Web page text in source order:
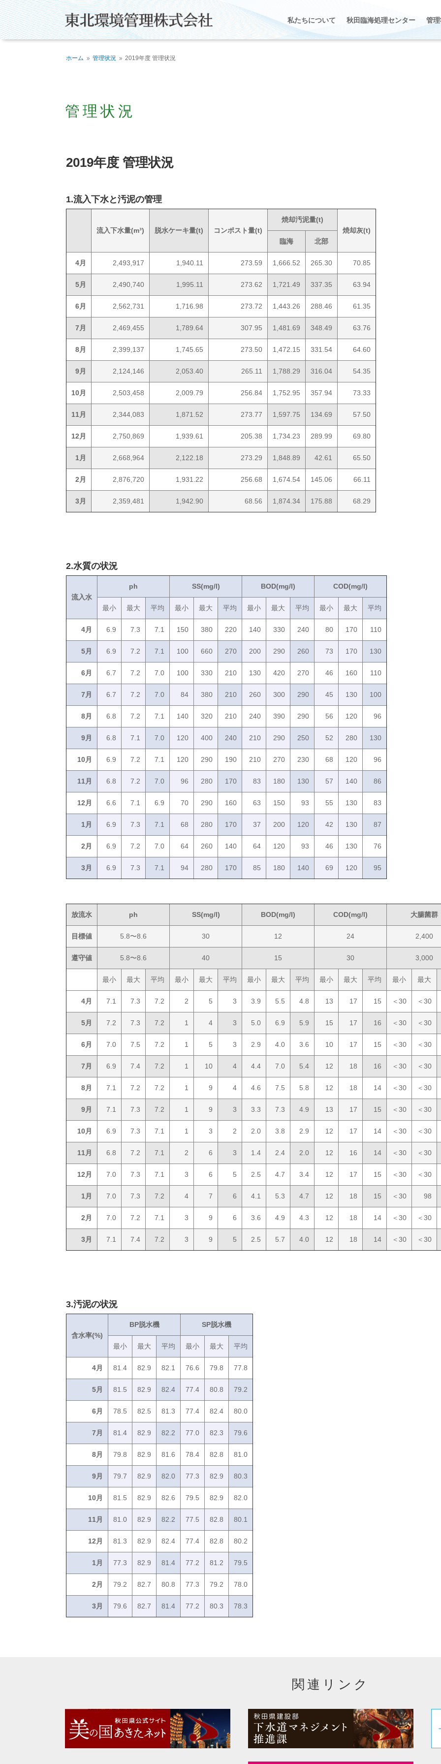
私たちについて 秋田臨海処理センター 管
ホーム 9 管理状況 9 2019年度 管理状況
管理状況
2019年度 管理状況
1.流入下水と汚泥の管理
流入下水量(m³) 脱水ケーキ量(t) コンポスト量(t)
焼却汚泥量(t)
焼却灰(t)
臨海
北部
4月 2,493,917 1,940.11 273.59 1,666.52 265.30 70.85
5月 2,490,740 1,995.11 273.62 1,721.49 337.35 63.94
6月 2,562,731 1,716.98 273.72 1,443.26 288.46 61.35
7月 2,469,455 1,789.64 307.95 1,481.69 348.49 63.76
8月 2,399,137 1,745.65 273.50 1,472.15 331.54 64.60
9月 2,124,146 2,053.40 265.11 1,788.29 316.04 54.35
10月 2,503,458 2,009.79 256.84 1,752.95 357.94 73.33
11月 2,344,083 1,871.52 273.77 1,597.75 134.69 57.50
12月 2,750,869 1,939.61 205.38 1,734.23 289.99 69.80
1月 2,668,964 2,122.18 273.29 1,848.89 42.61 65.50
2月 2,876,720 1,931.22 256.68 1,674.54 145.06 66.11
3月 2,359,481 1,942.90 68.56 1,874.34 175.88 68.29
2.水質の状況
流入水
ph SS(mg/l) BOD(mg/l) COD(mg/l)
最小 最大 平均 最小 最大 平均 最小 最大 平均 最小 最大 平均
4月 6.9 7.3 7.1 150 380 220 140 330 240 80 170 110
5月 6.9 7.2 7.1 100 660 270 200 290 260 73 170 130
6月 6.7 7.2 7.0 100 330 210 130 420 270 46 160 110
7月 6.7 7.2 7.0 84 380 210 260 300 290 45 130 100
8月 6.8 7.2 7.1 140 320 210 240 390 290 56 120 96
9月 6.8 7.1 7.0 120 400 240 210 290 250 52 280 130
10月 6.9 7.2 7.1 120 290 190 210 270 230 68 120 96
11月 6.8 7.2 7.0 96 280 170 83 180 130 57 140 86
12月 6.6 7.1 6.9 70 290 160 63 150 93 55 130 83
1月 6.9 7.3 7.1 68 280 170 37 200 120 42 130 87
2月 6.9 7.2 7.0 64 260 140 64 120 93 46 130 76
3月 6.9 7.3 7.1 94 280 170 85 180 140 69 120 95
放流水 ph SS(mg/l) BOD(mg/l) COD(mg/l) 大腸菌群
目標値 5.8〜8.6 30 12 24 2,400
遵守値 5.8〜8.6 40 15 30 3,000
最小 最大 平均 最小 最大 平均 最小 最大 平均 最小 最大 平均 最小 最大
4月 7.1 7.3 7.2 2 5 3 3.9 5.5 4.8 13 17 15 ＜30 ＜30
5月 7.2 7.3 7.2 1 4 3 5.0 6.9 5.9 15 17 16 ＜30 ＜30
6月 7.0 7.5 7.2 1 5 3 2.9 4.0 3.6 10 17 15 ＜30 ＜30
7月 6.9 7.4 7.2 1 10 4 4.4 7.0 5.4 12 18 16 ＜30 ＜30
8月 7.1 7.2 7.2 1 9 4 4.6 7.5 5.8 12 18 14 ＜30 ＜30
9月 7.1 7.3 7.2 1 9 3 3.3 7.3 4.9 13 17 15 ＜30 ＜30
10月 6.9 7.3 7.1 1 3 2 2.0 3.8 2.9 12 17 14 ＜30 ＜30
11月 6.8 7.2 7.1 2 6 3 1.4 2.4 2.0 12 16 14 ＜30 ＜30
12月 7.0 7.3 7.1 3 6 5 2.5 4.7 3.4 12 17 15 ＜30 ＜30
1月 7.0 7.3 7.2 4 7 6 4.1 5.3 4.7 12 18 15 ＜30 98
2月 7.0 7.2 7.1 3 9 6 3.6 4.9 4.3 12 18 14 ＜30 ＜30
3月 7.1 7.4 7.2 3 9 5 2.5 5.7 4.0 12 18 14 ＜30 ＜30
3.汚泥の状況
含水率(%)
BP脱水機 SP脱水機
最小 最大 平均 最小 最大 平均
4月 81.4 82.9 82.1 76.6 79.8 77.8
5月 81.5 82.9 82.4 77.4 80.8 79.2
6月 78.5 82.5 81.3 77.4 82.4 80.0
7月 81.4 82.9 82.2 77.0 82.3 79.6
8月 79.8 82.9 81.6 78.4 82.8 81.0
9月 79.7 82.9 82.0 77.3 82.9 80.3
10月 81.5 82.9 82.6 79.5 82.9 82.0
11月 81.0 82.9 82.2 77.5 82.8 80.1
12月 81.3 82.9 82.4 77.4 82.8 80.2
1月 77.3 82.9 81.4 77.2 81.2 79.5
2月 79.2 82.7 80.8 77.3 79.2 78.0
3月 79.6 82.7 81.4 77.2 80.3 78.3
関連リンク